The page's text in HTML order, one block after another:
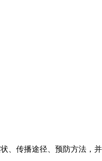
传播途径、预防方法，